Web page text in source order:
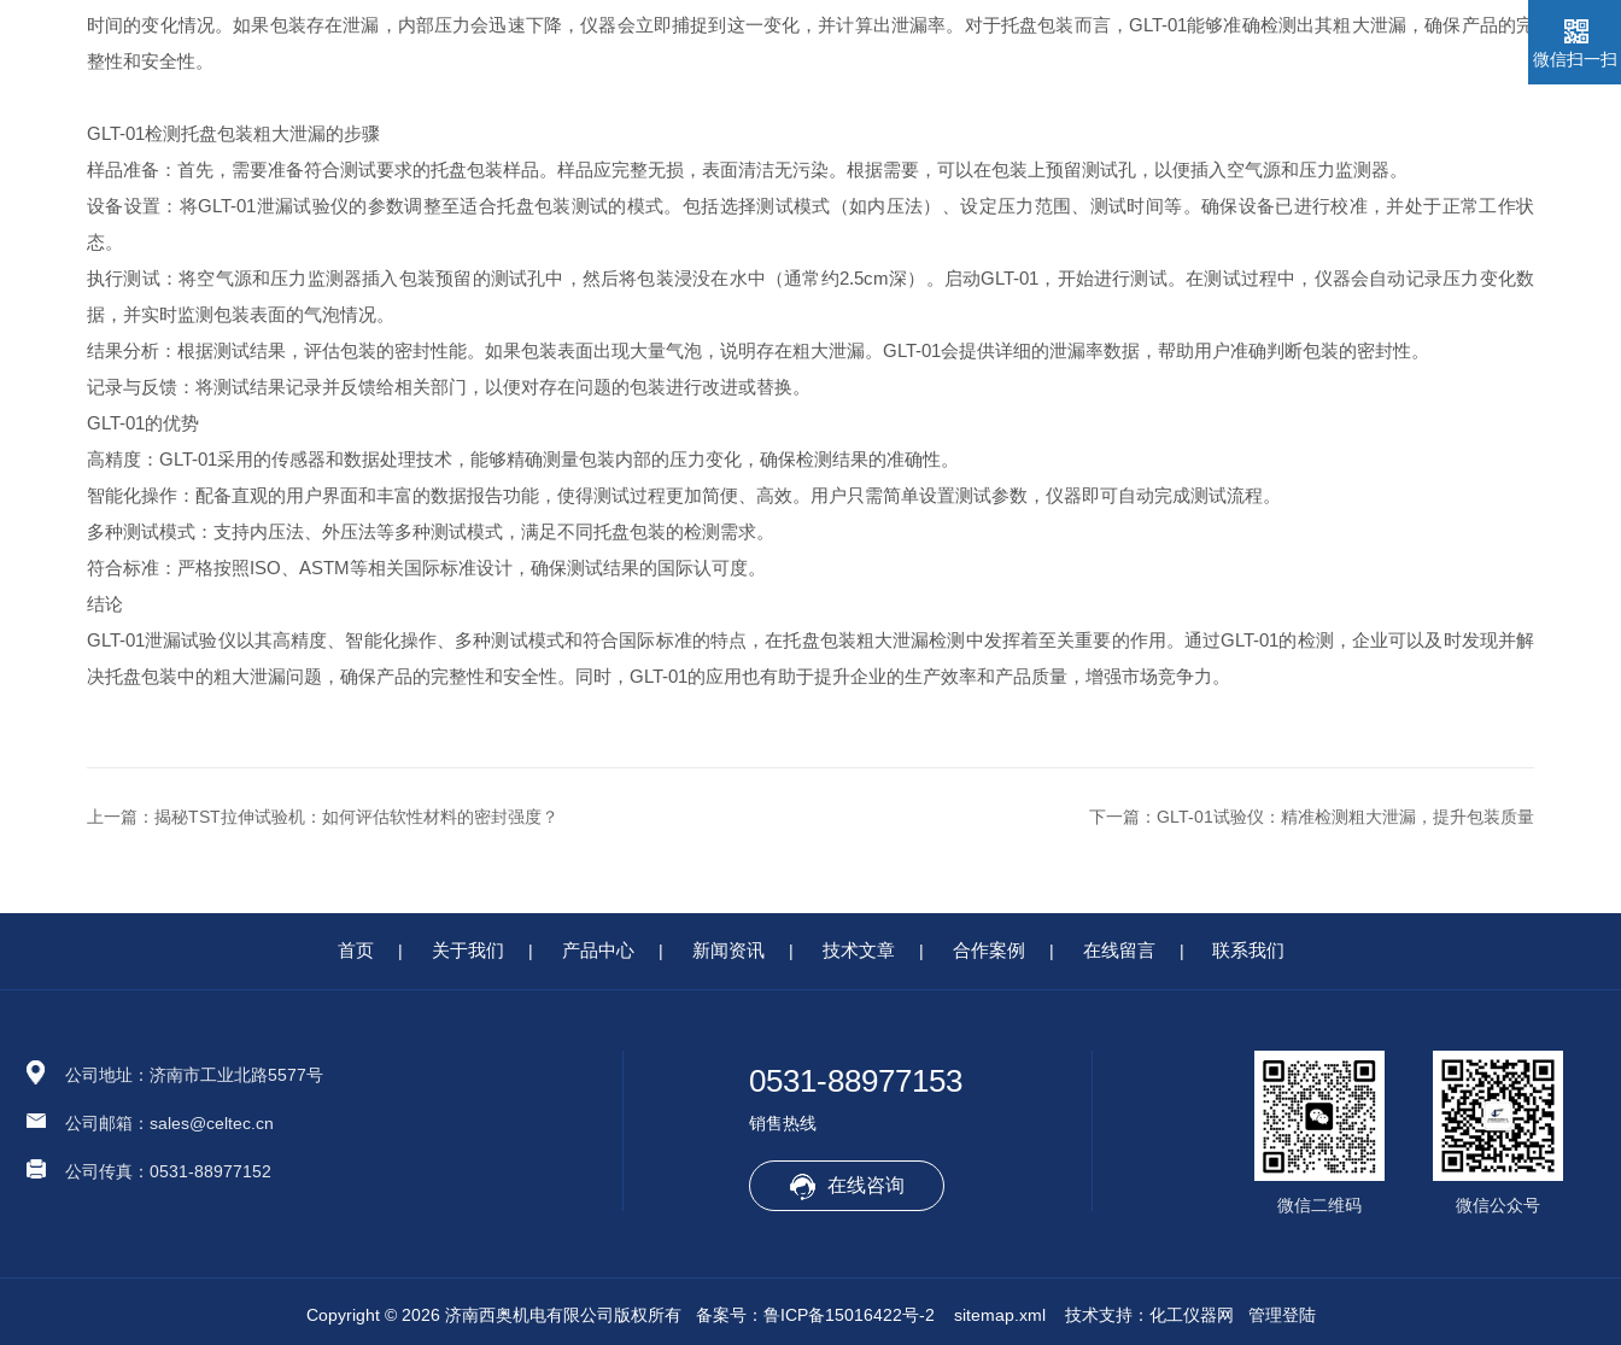
时间的变化情况。如果包装存在泄漏，内部压力会迅速下降，仪器会立即捕捉到这一变化，并计算出泄漏率。对于托盘包装而言，GLT-01能够准确检测出其粗大泄漏，确保产品的完
整性和安全性。
GLT-01检测托盘包装粗大泄漏的步骤
样品准备：首先，需要准备符合测试要求的托盘包装样品。样品应完整无损，表面清洁无污染。根据需要，可以在包装上预留测试孔，以便插入空气源和压力监测器。
设备设置：将GLT-01泄漏试验仪的参数调整至适合托盘包装测试的模式。包括选择测试模式（如内压法）、设定压力范围、测试时间等。确保设备已进行校准，并处于正常工作状
态。
执行测试：将空气源和压力监测器插入包装预留的测试孔中，然后将包装浸没在水中（通常约2.5cm深）。启动GLT-01，开始进行测试。在测试过程中，仪器会自动记录压力变化数
据，并实时监测包装表面的气泡情况。
结果分析：根据测试结果，评估包装的密封性能。如果包装表面出现大量气泡，说明存在粗大泄漏。GLT-01会提供详细的泄漏率数据，帮助用户准确判断包装的密封性。
记录与反馈：将测试结果记录并反馈给相关部门，以便对存在问题的包装进行改进或替换。
GLT-01的优势
高精度：GLT-01采用的传感器和数据处理技术，能够精确测量包装内部的压力变化，确保检测结果的准确性。
智能化操作：配备直观的用户界面和丰富的数据报告功能，使得测试过程更加简便、高效。用户只需简单设置测试参数，仪器即可自动完成测试流程。
多种测试模式：支持内压法、外压法等多种测试模式，满足不同托盘包装的检测需求。
符合标准：严格按照ISO、ASTM等相关国际标准设计，确保测试结果的国际认可度。
结论
GLT-01泄漏试验仪以其高精度、智能化操作、多种测试模式和符合国际标准的特点，在托盘包装粗大泄漏检测中发挥着至关重要的作用。通过GLT-01的检测，企业可以及时发现并解
决托盘包装中的粗大泄漏问题，确保产品的完整性和安全性。同时，GLT-01的应用也有助于提升企业的生产效率和产品质量，增强市场竞争力。
上一篇： 揭秘TST拉伸试验机：如何评估软性材料的密封强度？ 下一篇： GLT-01试验仪：精准检测粗大泄漏，提升包装质量
首页 | 关于我们 | 产品中心 | 新闻资讯 | 技术文章 | 合作案例 | 在线留言 | 联系我们
公司地址：济南市工业北路5577号
公司邮箱：sales@celtec.cn
公司传真：0531-88977152
0531-88977153
销售热线
在线咨询
微信公众号
微信二维码
Copyright © 2026 济南西奥机电有限公司版权所有 备案号：鲁ICP备15016422号-2 sitemap.xml技术支持： 化工仪器网 管理登陆
微信扫一扫